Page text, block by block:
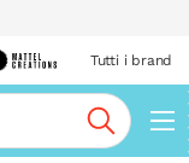
Tutti i brand
Cerca